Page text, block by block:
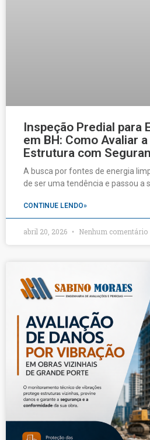
Inspeção Predial para
em BH: Como Avaliar
Estrutura com
A busca por fontes de energia
de ser uma tendência e passou a
CONTINUE LENDO»
abril 20, 2026 Nenhum comentário